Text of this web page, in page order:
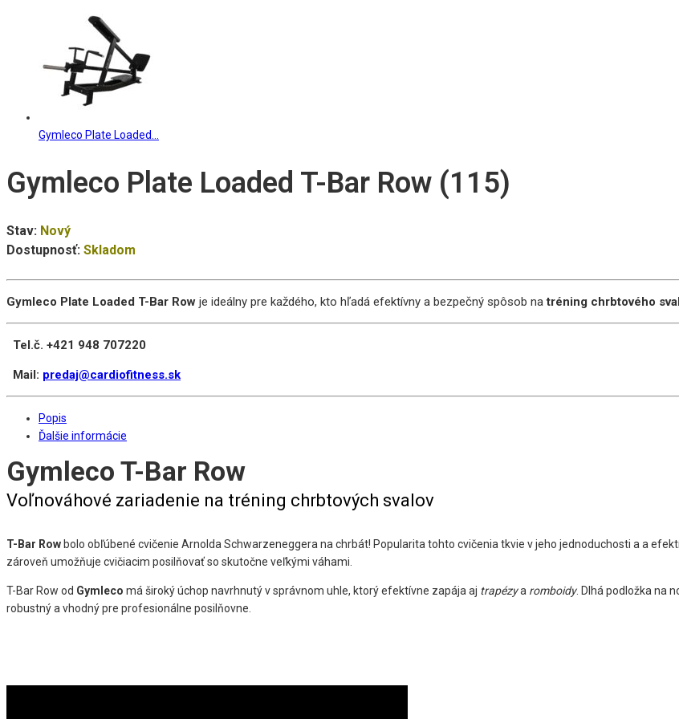
Gymleco Plate Loaded...
Gymleco Plate Loaded T-Bar Row (115)
Stav: Nový
Dostupnosť: Skladom
Gymleco Plate Loaded T-Bar Row je ideálny pre každého, kto hľadá efektívny a bezpečný spôsob natréning chrbtového
Tel.č. +421 948 707220
Mail: predaj@cardiofitness.sk
Popis
Ďalšie informácie
Gymleco T-Bar Row
Voľnováhové zariadenie na tréning chrbtových svalov
T-Bar Row bolo obľúbené cvičenie Arnolda Schwarzeneggera na chrbát! Popularita tohto cvičenia tkvie v jeho jednoduchosti a a
zároveň umožňuje cvičiacim posilňovať so skutočne veľkými váhami.
T-Bar Row od Gymleco má široký úchop navrhnutý v správnom uhle, ktorý efektívne zapája aj trapézya romboidy. Dlhá podložka na
robustný a vhodný pre profesionálne posilňovne.